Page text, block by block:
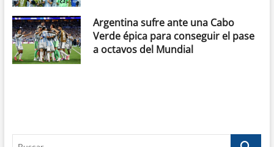
Argentina sufre ante una Cabo
Verde épica para conseguir el pase
a octavos del Mundial
Buscar